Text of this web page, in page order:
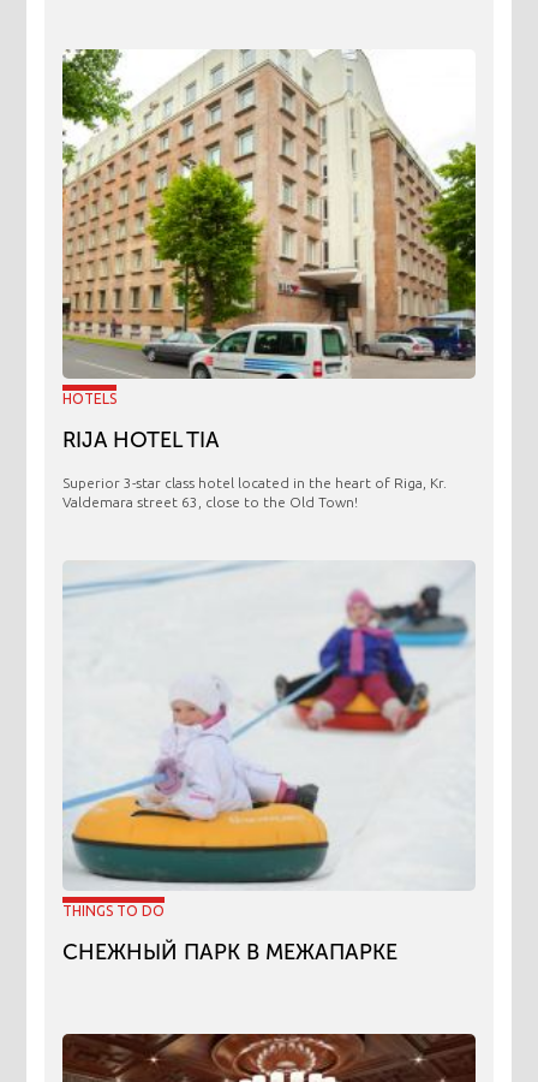
HOTELS
RIJA HOTEL TIA
Superior 3-star class hotel located in the heart of Riga, Kr.
Valdemara street 63, close to the Old Town!
THINGS TO DO
СНЕЖНЫЙ ПАРК В МЕЖАПАРКЕ